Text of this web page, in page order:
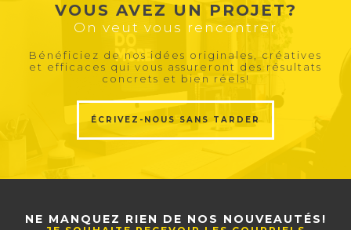
VOUS AVEZ UN PROJET?
On veut vous rencontrer
Bénéficiez de nos idées originales, créatives
et efficaces qui vous assureront des résultats
concrets et bien réels!
ÉCRIVEZ-NOUS SANS TARDER
NE MANQUEZ RIEN DE NOS NOUVEAUTÉS!